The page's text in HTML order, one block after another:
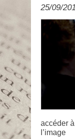
25/09/
accéder
l’image